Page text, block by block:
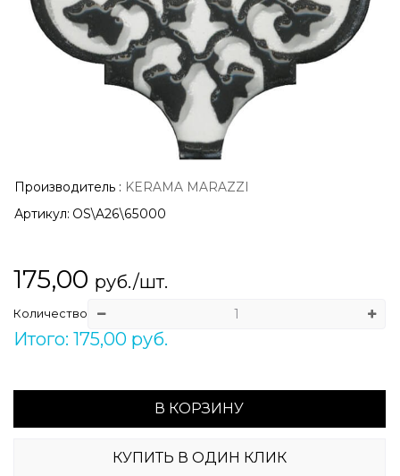
Производитель : KERAMA MARAZZI
Артикул: OS\A26\65000
175,00 руб./шт.
Количество
Итого: 175,00 руб.
В КОРЗИНУ
КУПИТЬ В ОДИН КЛИК